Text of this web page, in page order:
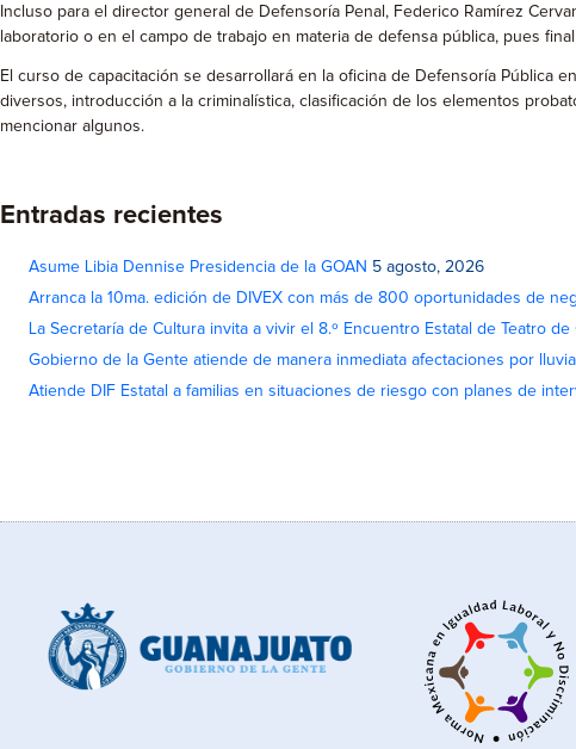
Incluso para el director general de Defensoría Penal, Federico Ramírez
laboratorio o en el campo de trabajo en materia de defensa pública, pues
El curso de capacitación se desarrollará en la oficina de Defensoría Pública
diversos, introducción a la criminalística, clasificación de los elementos
mencionar algunos.
Entradas recientes
Asume Libia Dennise Presidencia de la GOAN 5 agosto, 2026
Arranca la 10ma. edición de DIVEX con más de 800 oportunidades de
La Secretaría de Cultura invita a vivir el 8.º Encuentro Estatal de Teatro de
Gobierno de la Gente atiende de manera inmediata afectaciones por
Atiende DIF Estatal a familias en situaciones de riesgo con planes de